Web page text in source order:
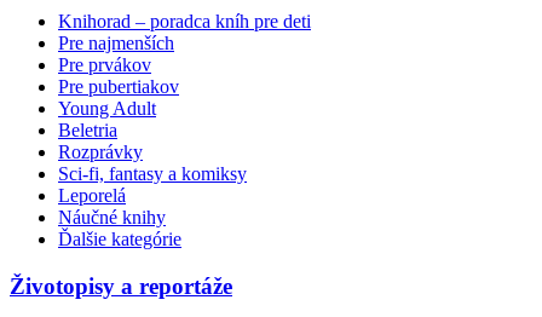
Knihorad – poradca kníh pre deti
Pre najmenších
Pre prvákov
Pre pubertiakov
Young Adult
Beletria
Rozprávky
Sci-fi, fantasy a komiksy
Leporelá
Náučné knihy
Ďalšie kategórie
Životopisy a reportáže